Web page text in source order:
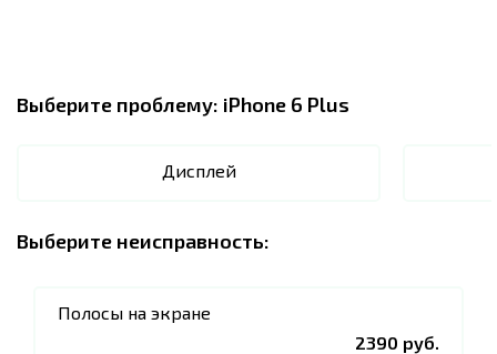
Выберите проблему: iPhone 6 Plus
Дисплей
Выберите неисправность:
Полосы на экране
2390 руб.